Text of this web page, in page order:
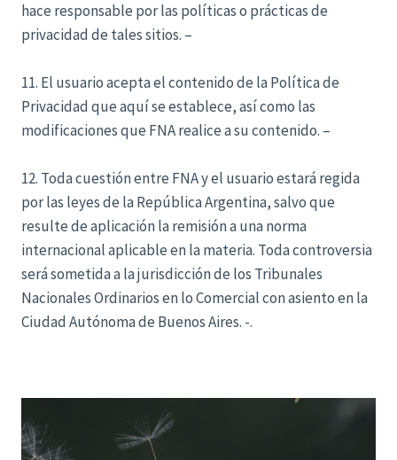
hace responsable por las políticas o prácticas de
privacidad de tales sitios. –
11. El usuario acepta el contenido de la Política de
Privacidad que aquí se establece, así como las
modificaciones que FNA realice a su contenido. –
12. Toda cuestión entre FNA y el usuario estará regida
por las leyes de la República Argentina, salvo que
resulte de aplicación la remisión a una norma
internacional aplicable en la materia. Toda controversia
será sometida a la jurisdicción de los Tribunales
Nacionales Ordinarios en lo Comercial con asiento en la
Ciudad Autónoma de Buenos Aires. -.